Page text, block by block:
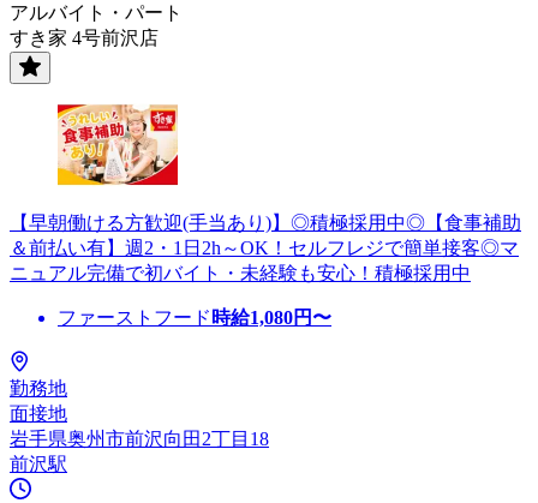
アルバイト・パート
すき家 4号前沢店
【早朝働ける方歓迎(手当あり)】◎積極採用中◎【食事補助
＆前払い有】週2・1日2h～OK！セルフレジで簡単接客◎マ
ニュアル完備で初バイト・未経験も安心！積極採用中
ファーストフード 時給1,080円〜
勤務地
面接地
岩手県奥州市前沢向田2丁目18
前沢駅